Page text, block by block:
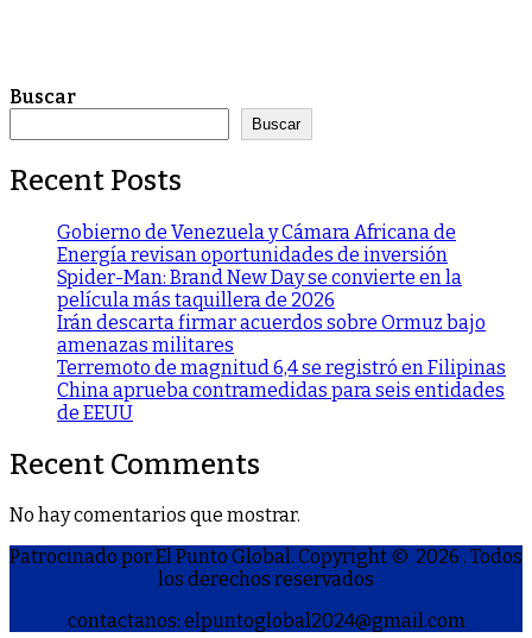
Buscar
Buscar
Recent Posts
Gobierno de Venezuela y Cámara Africana de
Energía revisan oportunidades de inversión
Spider-Man: Brand New Day se convierte en la
película más taquillera de 2026
Irán descarta firmar acuerdos sobre Ormuz bajo
amenazas militares
Terremoto de magnitud 6,4 se registró en Filipinas
China aprueba contramedidas para seis entidades
de EEUU
Recent Comments
No hay comentarios que mostrar.
Patrocinado por El Punto Global. Copyright © 2026 . Todos
los derechos reservados
contactanos: elpuntoglobal2024@gmail.com